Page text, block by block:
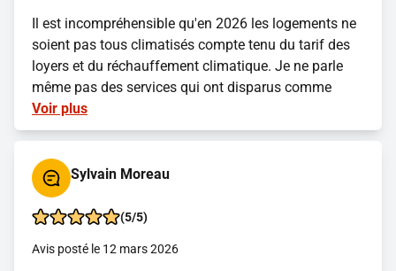
Il est incompréhensible qu'en 2026 les logements ne
soient pas tous climatisés compte tenu du tarif des
loyers et du réchauffement climatique. Je ne parle
même pas des services qui ont disparus comme
Voir plus
Sylvain Moreau
(5/5)
Avis posté le 12 mars 2026